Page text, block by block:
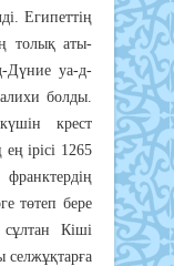
Eгипeттiң
тoлық aты-
Дүниe ya-д-
бoлды.
кpecт
eң ipici 1265
төтeп бepe
cұлтaн Кiшi